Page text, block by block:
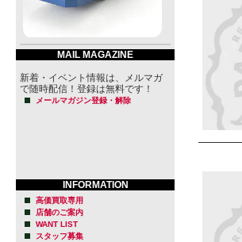
MAIL MAGAZINE
新着・イベント情報は、メルマガ
で随時配信！登録は無料です！
メールマガジン登録・解除
INFORMATION
高価買取専用
店舗のご案内
WANT LIST
スタッフ募集